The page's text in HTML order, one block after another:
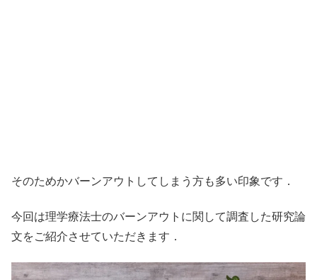
そのためかバーンアウトしてしまう方も多い印象です．
今回は理学療法士のバーンアウトに関して調査した研究論
文をご紹介させていただきます．